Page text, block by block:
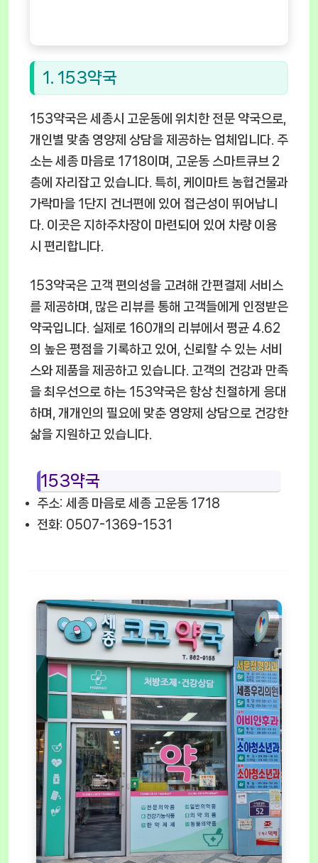
1. 153약국
153약국은 세종시 고운동에 위치한 전문 약국으로,
개인별 맞춤 영양제 상담을 제공하는 업체입니다. 주
소는 세종 마음로 1718이며, 고운동 스마트큐브 2
층에 자리잡고 있습니다. 특히, 케이마트 농협건물과
가락마을 1단지 건너편에 있어 접근성이 뛰어납니
다. 이곳은 지하주차장이 마련되어 있어 차량 이용
시 편리합니다.
153약국은 고객 편의성을 고려해 간편결제 서비스
를 제공하며, 많은 리뷰를 통해 고객들에게 인정받은
약국입니다. 실제로 160개의 리뷰에서 평균 4.62
의 높은 평점을 기록하고 있어, 신뢰할 수 있는 서비
스와 제품을 제공하고 있습니다. 고객의 건강과 만족
을 최우선으로 하는 153약국은 항상 친절하게 응대
하며, 개개인의 필요에 맞춘 영양제 상담으로 건강한
삶을 지원하고 있습니다.
153약국
주소: 세종 마음로 세종 고운동 1718
전화: 0507-1369-1531